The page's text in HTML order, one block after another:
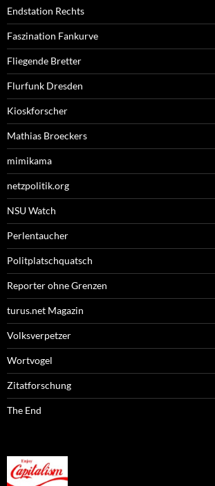
Endstation Rechts
Faszination Fankurve
Fliegende Bretter
Flurfunk Dresden
Kioskforscher
Mathias Broeckers
mimikama
netzpolitik.org
NSU Watch
Perlentaucher
Politplatschquatsch
Reporter ohne Grenzen
turus.net Magazin
Volksverpetzer
Wortvogel
Zitatforschung
The End